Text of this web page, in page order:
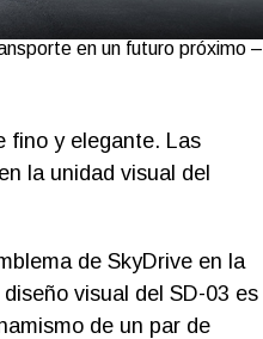
en un futuro próximo –
fino y elegante. Las
la unidad visual del
de SkyDrive en la
visual del SD-03 es
de un par de